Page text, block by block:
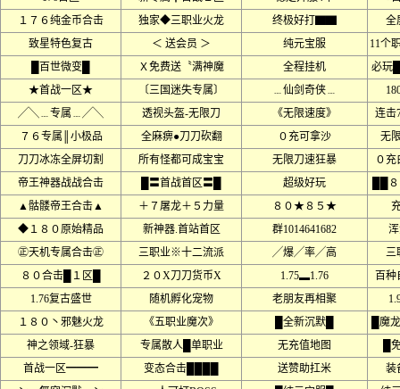
１７６纯金币合击
独家◆三职业火龙 终极好打▇▇
全
致星特色复古
＜ 送会员 ＞ 纯元宝服
11个
█百世微变█
Ｘ免费送〝满神魔 全程挂机
必玩
★首战一区★
〔三国迷失专属〕 ﹍仙剑奇侠﹍
╱╲﹍专属﹍╱╲
透视头盔-无限刀 《无限速度》
连击
７６专属║小极品
全麻痹●刀刀砍翻 ０充可拿沙
无
刀刀冰冻全屏切割
所有怪都可成宝宝 无限刀速狂暴
０充
帝王神器战战合击
█〓首战首区〓█ 超级好玩
██
▲骷髅帝王合击▲
＋７屠龙＋５力量 ８０★８５★
◆１８０原始精品
新神器.首站首区 群1014641682
㊣天机专属合击㊣
三职业※十二流派 ╱爆╱率╱高
三
８０合击█１区█
２０X刀刀货币X 1.75▂1.76
百种
1.76复古盛世
随机孵化宠物 老朋友再相聚
１８０丶邪魅火龙
《五职业魔次》 █全新沉默█
█魔
神之领域-狂暴
专属散人█单职业 无充值地图
█
首战一区━━━
变态合击████ 送赞助扛米
装